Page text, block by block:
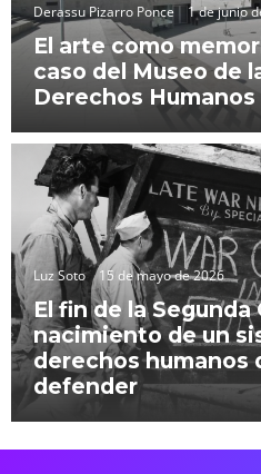
Derassu Pizarro Ponce 1 de junio
El arte como
caso del Museo de
Derechos Humanos
Luz Soto 15 de mayo de 2026
El fin de la Segunda
nacimiento de un
derechos humanos
defender